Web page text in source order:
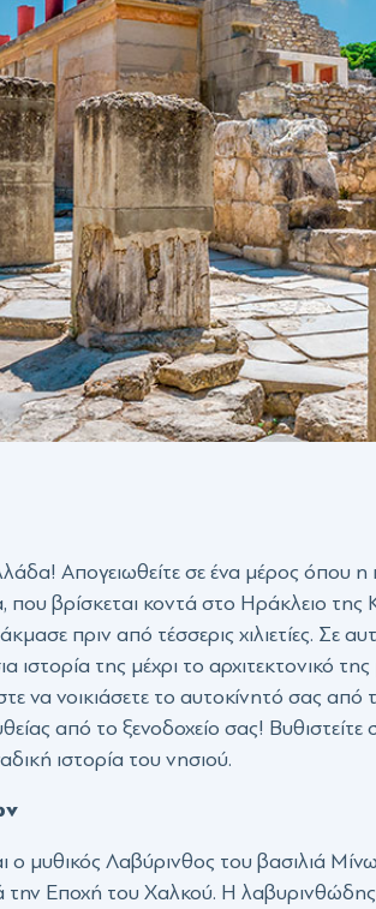
Απογειωθείτε σε ένα μέρος όπου η
βρίσκεται κοντά στο Ηράκλειο της
πριν από τέσσερις χιλιετίες. Σε
της μέχρι το αρχιτεκτονικό της
να νοικιάσετε το αυτοκίνητό σας
από το ξενοδοχείο σας! Βυθιστείτε
ιστορία του νησιού.
ο μυθικός Λαβύρινθος του βασιλιά
Εποχή του Χαλκού. Η